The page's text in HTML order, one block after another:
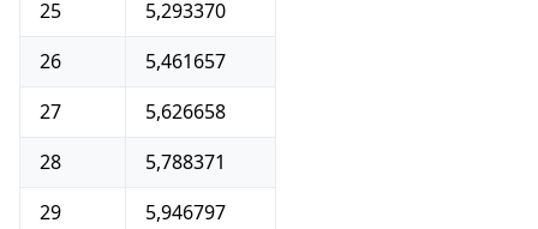
25
5,293370
26
5,461657
27
5,626658
28
5,788371
29
5,946797